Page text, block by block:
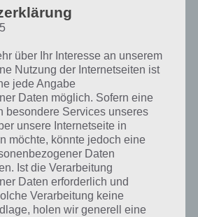
deine Puzzle-
Zu Beginn von
The Top Spot
wirst du in das
Dazu lernst
du, dass du
immer den
über Ihr Interesse an unserem
Nutzung der Internetseiten ist
jede Angabe
Daten möglich. Sofern eine
besondere Services unseres
unsere Internetseite in
möchte, könnte jedoch eine
Daten
Ist die Verarbeitung
Daten erforderlich und
Verarbeitung keine
holen wir generell eine